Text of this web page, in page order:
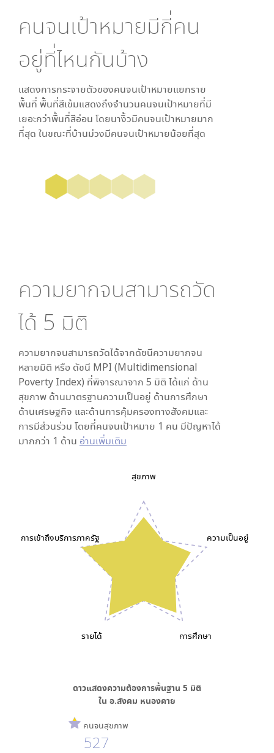
คนจนเป้าหมายมีกี่คน
อยู่ที่ไหนกันบ้าง
แสดงการกระจายตัวของคนจนเป้าหมายแยกราย
พื้นที่ พื้นที่สีเข้มแสดงถึงจำนวนคนจนเป้าหมายที่มี
เยอะกว่าพื้นที่สีอ่อน โดยนางิ้วมีคนจนเป้าหมายมาก
ที่สุด ในขณะที่บ้านม่วงมีคนจนเป้าหมายน้อยที่สุด
ความยากจนสามารถวัด
ได้ 5 มิติ
ความยากจนสามารถวัดได้จากดัชนีความยากจน
หลายมิติ หรือ ดัชนี MPI (Multidimensional
Poverty Index) ที่พิจารณาจาก 5 มิติ ได้แก่ ด้าน
สุขภาพ ด้านมาตรฐานความเป็นอยู่ ด้านการศึกษา
ด้านเศรษฐกิจ และด้านการคุ้มครองทางสังคมและ
การมีส่วนร่วม โดยที่คนจนเป้าหมาย 1 คน มีปัญหาได้
มากกว่า 1 ด้าน อ่านเพิ่มเติม
สุขภาพ
ความเป็นอยู่
การศึกษา
รายได้
การเข้าถึงบริการภาครัฐ
ดาวแสดงความต้องการพื้นฐาน 5 มิติ
ใน อ.สังคม หนองคาย
คนจนสุขภาพ
527